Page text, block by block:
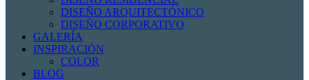
DISEÑO ARQUITECTÓNICO
DISEÑO CORPORATIVO
GALERÍA
INSPIRACIÓN
COLOR
BLOG